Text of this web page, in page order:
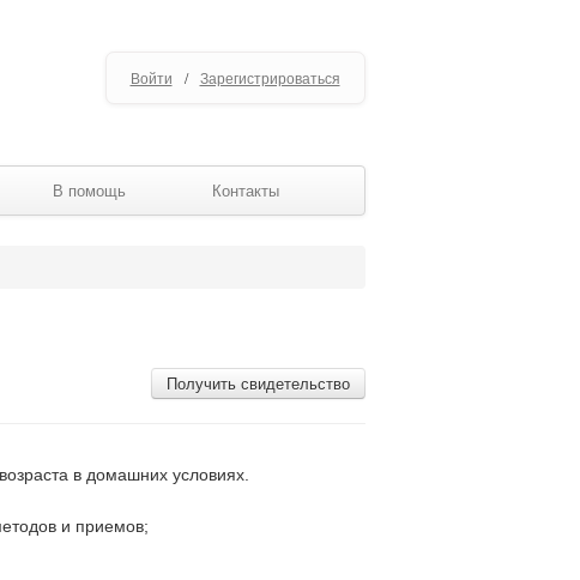
Войти / Зарегистрироваться
В помощь Контакты
Получить свидетельство
в домашних условиях.
и приемов;